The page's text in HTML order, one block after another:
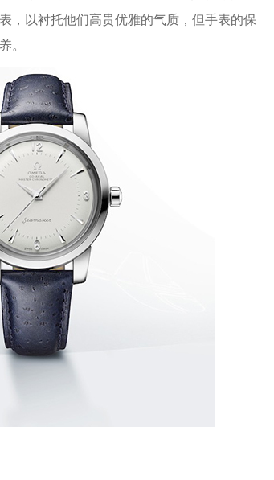
，以衬托他们高贵优雅的气质，但手表的保
。